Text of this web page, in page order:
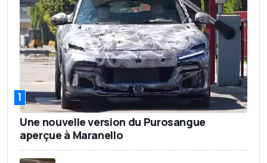
1
Une nouvelle version du Purosangue
aperçue à Maranello